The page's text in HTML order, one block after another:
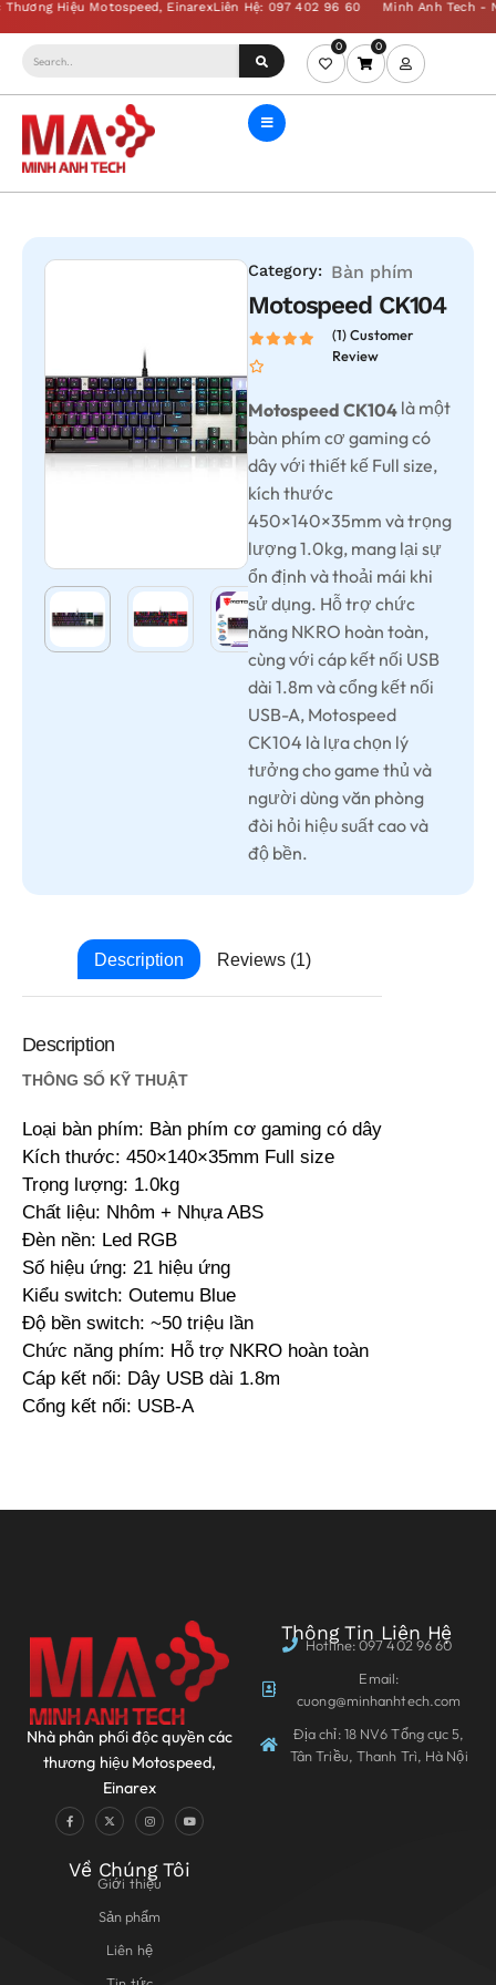
0 0
Category: Bàn phím
Motospeed CK104
(1) Customer
Review
Motospeed CK104 là một
bàn phím cơ gaming có
dây với thiết kế Full size,
kích thước
450×140×35mm và trọng
lượng 1.0kg, mang lại sự
ổn định và thoải mái khi
sử dụng. Hỗ trợ chức
năng NKRO hoàn toàn,
cùng với cáp kết nối USB
dài 1.8m và cổng kết nối
USB-A, Motospeed
CK104 là lựa chọn lý
tưởng cho game thủ và
người dùng văn phòng
đòi hỏi hiệu suất cao và
độ bền.
Description Reviews (1)
Description
THÔNG SỐ KỸ THUẬT
Loại bàn phím: Bàn phím cơ gaming có dây
Kích thước: 450×140×35mm Full size
Trọng lượng: 1.0kg
Chất liệu: Nhôm + Nhựa ABS
Đèn nền: Led RGB
Số hiệu ứng: 21 hiệu ứng
Kiểu switch: Outemu Blue
Độ bền switch: ~50 triệu lần
Chức năng phím: Hỗ trợ NKRO hoàn toàn
Cáp kết nối: Dây USB dài 1.8m
Cổng kết nối: USB-A
Nhà phân phối độc quyền các
thương hiệu Motospeed,
Einarex
Thông Tin Liên Hệ
Hotline: 097 402 96 60
Email:
cuong@minhanhtech.com
Địa chỉ: 18 NV6 Tổng cục 5,
Tân Triều, Thanh Trì, Hà Nội
Về Chúng Tôi
Giới thiệu
Sản phẩm
Liên hệ